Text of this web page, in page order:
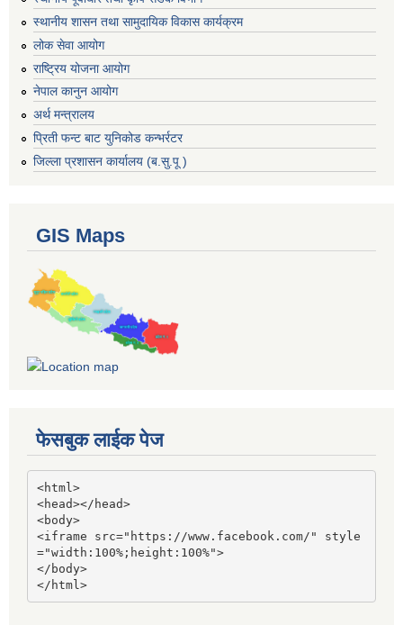
स्थानीय शासन तथा सामुदायिक विकास कार्यक्रम
लोक सेवा आयोग
राष्ट्रिय योजना आयोग
नेपाल कानुन आयोग
अर्थ मन्त्रालय
प्रिती फन्ट बाट युनिकोड कन्भर्रटर
जिल्ला प्रशासन कार्यालय (ब.सु.पू )
GIS Maps
फेसबुक लाईक पेज
<html>
<head></head>
<body>
<iframe src="https://www.facebook.com/" style
="width:100%;height:100%">
</body>
</html>